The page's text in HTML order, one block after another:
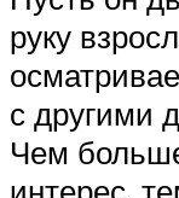
руку
с другими
Чем